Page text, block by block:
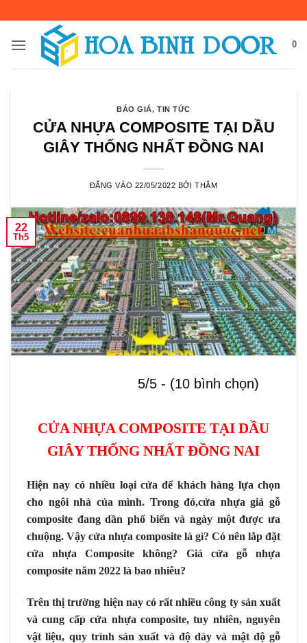
nội
0
BÁO GIÁ,TIN TỨC
CỬA NHỰA COMPOSITE TẠI DẦU
GIÂY THỐNG NHẤT ĐỒNG NAI
ĐĂNG VÀO 22/05/2022 BỞITHẮM
22
Th5
5/5 - (10 bình chọn)
CỬA NHỰA COMPOSITE TẠI DẦU
GIÂYTHỐNG NHẤT ĐỒNG NAI
Hiện nay có nhiều loại cửa để khách hàng lựa chọn
cho ngôi nhà của mình. Trong đó,cửa nhựa giả gỗ
composite đang dần phổ biến và ngày một được ưa
chuộng. Vậy cửa nhựa composite là gì? Có nên lắp đặt
cửa nhựa Composite không? Giá cửa gỗ nhựa
composite năm 2022 là bao nhiêu?
Trên thị trường hiện nay có rất nhiều công ty sản xuất
và cung cấp cửa nhựa composite, tuy nhiên, nguyên
vật liệu, quy trình sản xuất và độ dày và mật độ gỗ